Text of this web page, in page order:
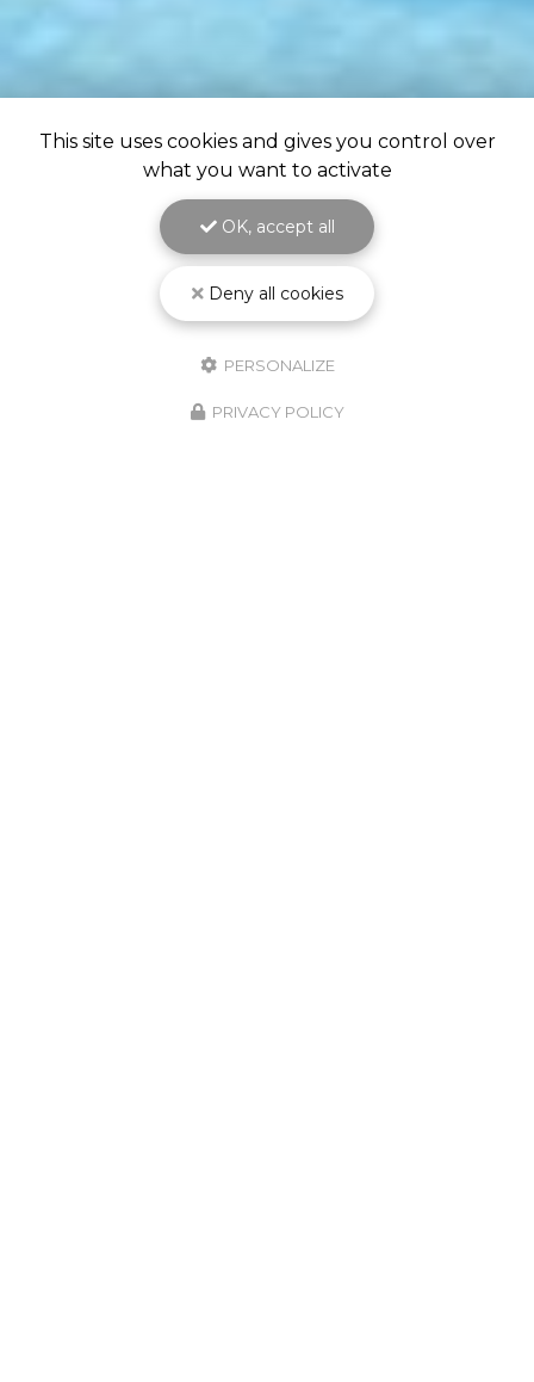
This site uses cookies and gives you control over
what you want to activate
OK, accept all
Deny all cookies
PERSONALIZE
PRIVACY POLICY